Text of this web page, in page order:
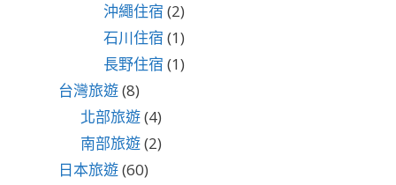
沖繩住宿 (2)
石川住宿 (1)
長野住宿 (1)
台灣旅遊(8)
北部旅遊(4)
南部旅遊(2)
日本旅遊(60)